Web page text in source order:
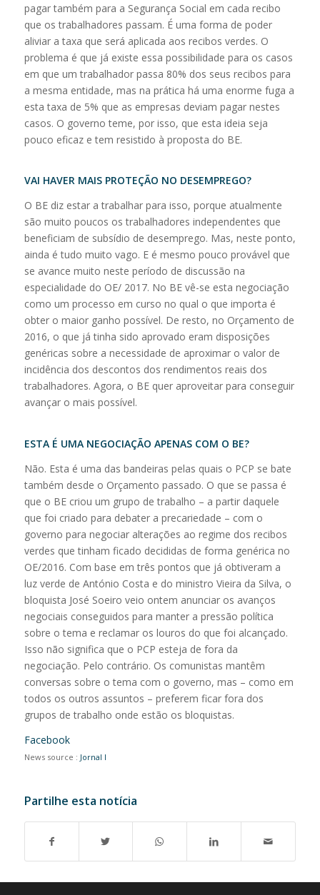
pagar também para a Segurança Social em cada recibo
que os trabalhadores passam. É uma forma de poder
aliviar a taxa que será aplicada aos recibos verdes. O
problema é que já existe essa possibilidade para os casos
em que um trabalhador passa 80% dos seus recibos para
a mesma entidade, mas na prática há uma enorme fuga a
esta taxa de 5% que as empresas deviam pagar nestes
casos. O governo teme, por isso, que esta ideia seja
pouco eficaz e tem resistido à proposta do BE.
VAI HAVER MAIS PROTEÇÃO NO DESEMPREGO?
O BE diz estar a trabalhar para isso, porque atualmente
são muito poucos os trabalhadores independentes que
beneficiam de subsídio de desemprego. Mas, neste ponto,
ainda é tudo muito vago. E é mesmo pouco provável que
se avance muito neste período de discussão na
especialidade do OE/ 2017. No BE vê-se esta negociação
como um processo em curso no qual o que importa é
obter o maior ganho possível. De resto, no Orçamento de
2016, o que já tinha sido aprovado eram disposições
genéricas sobre a necessidade de aproximar o valor de
incidência dos descontos dos rendimentos reais dos
trabalhadores. Agora, o BE quer aproveitar para conseguir
avançar o mais possível.
ESTA É UMA NEGOCIAÇÃO APENAS COM O BE?
Não. Esta é uma das bandeiras pelas quais o PCP se bate
também desde o Orçamento passado. O que se passa é
que o BE criou um grupo de trabalho – a partir daquele
que foi criado para debater a precariedade – com o
governo para negociar alterações ao regime dos recibos
verdes que tinham ficado decididas de forma genérica no
OE/2016. Com base em três pontos que já obtiveram a
luz verde de António Costa e do ministro Vieira da Silva, o
bloquista José Soeiro veio ontem anunciar os avanços
negociais conseguidos para manter a pressão política
sobre o tema e reclamar os louros do que foi alcançado.
Isso não significa que o PCP esteja de fora da
negociação. Pelo contrário. Os comunistas mantêm
conversas sobre o tema com o governo, mas – como em
todos os outros assuntos – preferem ficar fora dos
grupos de trabalho onde estão os bloquistas.
Facebook
News source : Jornal I
Partilhe esta notícia